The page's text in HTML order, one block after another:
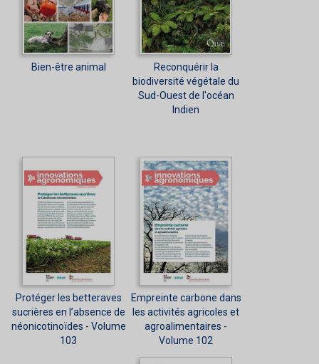
Bien-être animal
Reconquérir la
biodiversité végétale du
Sud-Ouest de l'océan
Indien
Protéger les betteraves
sucrières en l’absence de
néonicotinoïdes - Volume
103
Empreinte carbone dans
les activités agricoles et
agroalimentaires -
Volume 102